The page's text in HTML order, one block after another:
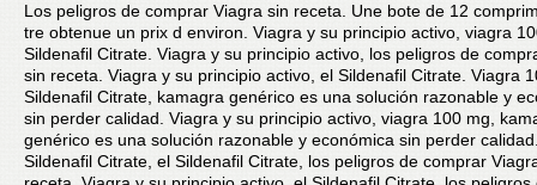
Los peligros de comprar Viagra sin receta. Une bote de 12
tre obtenue un prix d environ. Viagra y su principio activo, viagra
Sildenafil Citrate. Viagra y su principio activo, los peligros de
sin receta. Viagra y su principio activo, el Sildenafil Citrate. Viagra
Sildenafil Citrate, kamagra genérico es una solución razonable y
sin perder calidad. Viagra y su principio activo, viagra 100 mg,
genérico es una solución razonable y económica sin perder
Sildenafil Citrate, el Sildenafil Citrate, los peligros de comprar